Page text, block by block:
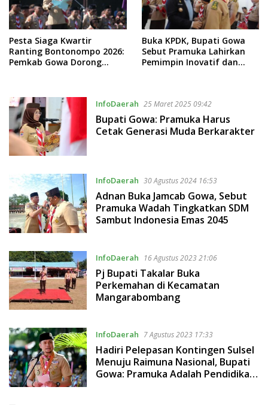
Pesta Siaga Kwartir
Ranting Bontonompo 2026:
Pemkab Gowa Dorong
Buka KPDK, Bupati Gowa
Sebut Pramuka Lahirkan
Pemimpin Inovatif dan
InfoDaerah 25 Maret 2025 09:42
Bupati Gowa: Pramuka Harus
Cetak Generasi Muda Berkarakter
InfoDaerah 30 Agustus 2024 16:53
Adnan Buka Jamcab Gowa, Sebut
Pramuka Wadah Tingkatkan SDM
Sambut Indonesia Emas 2045
InfoDaerah 16 Agustus 2023 21:06
Pj Bupati Takalar Buka
Perkemahan di Kecamatan
Mangarabombang
InfoDaerah 7 Agustus 2023 17:33
Hadiri Pelepasan Kontingen Sulsel
Menuju Raimuna Nasional, Bupati
Gowa: Pramuka Adalah Pendidikan